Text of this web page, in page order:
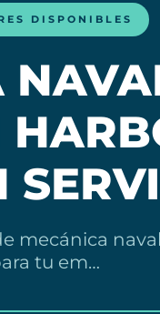
DISPONIBLES
mecánica
tu em…